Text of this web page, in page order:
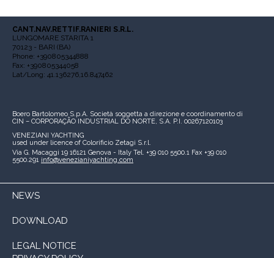
CANT.NAV.RETTIF.RANIERI S.R.L.
LUNGOMARE STARITA 1
70123 - BARI (BA)
Phone: +390805344888
Fax: +390805344058
Lat/Long: 41.136276,16.847462
Boero Bartolomeo S.p.A. Società soggetta a direzione e coordinamento di
CIN – CORPORAÇÃO INDUSTRIAL DO NORTE, S.A. P.I. 00267120103
VENEZIANI YACHTING
used under licence of Colorificio Zetagi S.r.l.
Via G. Macaggi 19 16121 Genova - Italy Tel. +39 010 5500.1 Fax +39 010
5500.291 info@venezianiyachting.com
NEWS
DOWNLOAD
LEGAL NOTICE